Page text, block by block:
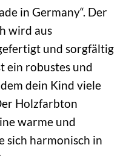
in Germany“. Der
wird aus
und sorgfältig
ein robustes und
dein Kind viele
Holzfarbton
warme und
sich harmonisch in